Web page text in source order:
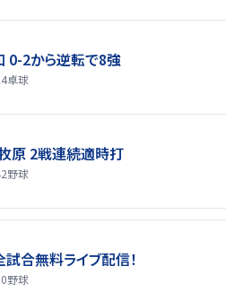
0-2から逆転で8強
卓球
牧原 2戦連続適時打
野球
合無料ライブ配信！
野球